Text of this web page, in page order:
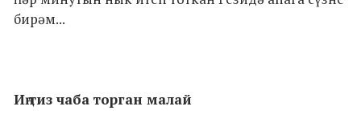
бирәм...
Иң тиз чаба торган малай